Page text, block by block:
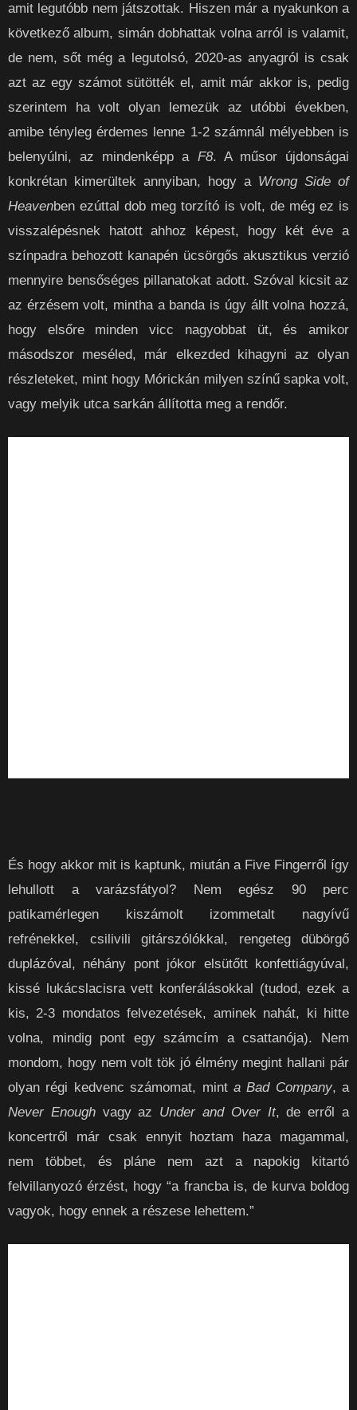
amit legutóbb nem játszottak. Hiszen már a nyakunkon a
következő album, simán dobhattak volna arról is valamit,
de nem, sőt még a legutolsó, 2020-as anyagról is csak
azt az egy számot sütötték el, amit már akkor is, pedig
szerintem ha volt olyan lemezük az utóbbi években,
amibe tényleg érdemes lenne 1-2 számnál mélyebben is
belenyúlni, az mindenképp a F8. A műsor újdonságai
konkrétan kimerültek annyiban, hogy a Wrong Side of
Heavenben ezúttal dob meg torzító is volt, de még ez is
visszalépésnek hatott ahhoz képest, hogy két éve a
színpadra behozott kanapén ücsörgős akusztikus verzió
mennyire bensőséges pillanatokat adott. Szóval kicsit az
az érzésem volt, mintha a banda is úgy állt volna hozzá,
hogy elsőre minden vicc nagyobbat üt, és amikor
másodszor meséled, már elkezded kihagyni az olyan
részleteket, mint hogy Mórickán milyen színű sapka volt,
vagy melyik utca sarkán állította meg a rendőr.
És hogy akkor mit is kaptunk, miután a Five Fingerről így
lehullott a varázsfátyol? Nem egész 90 perc
patikamérlegen kiszámolt izommetalt nagyívű
refrénekkel, csilivili gitárszólókkal, rengeteg dübörgő
duplázóval, néhány pont jókor elsütőtt konfettiágyúval,
kissé lukácslacisra vett konferálásokkal (tudod, ezek a
kis, 2-3 mondatos felvezetések, aminek nahát, ki hitte
volna, mindig pont egy számcím a csattanója). Nem
mondom, hogy nem volt tök jó élmény megint hallani pár
olyan régi kedvenc számomat, mint a Bad Company, a
Never Enoughvagy az Under and Over It, de erről a
koncertről már csak ennyit hoztam haza magammal,
nem többet, és pláne nem azt a napokig kitartó
felvillanyozó érzést, hogy “a francba is, de kurva boldog
vagyok, hogy ennek a részese lehettem.”